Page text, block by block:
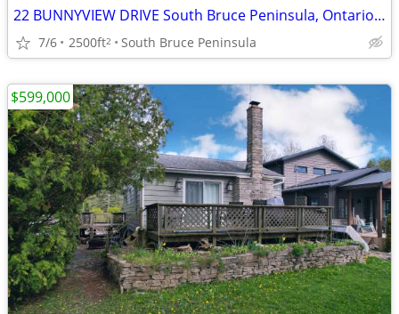
22 BUNNYVIEW DRIVE South Bruce Peninsula, Ontario N0H2G0
7/6 2500ft2 South Bruce Peninsula
$599,000